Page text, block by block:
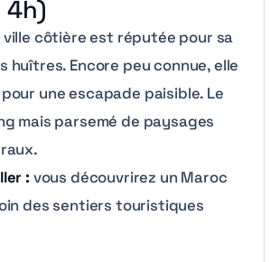
4h)
côtière est réputée pour sa
huîtres. Encore peu connue, elle
une escapade paisible. Le
mais parsemé de paysages
: vous découvrirez un Maroc
des sentiers touristiques